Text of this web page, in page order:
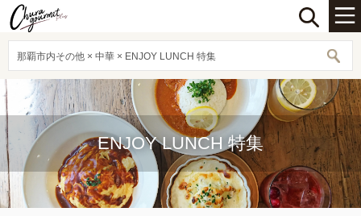
那覇市内その他 × 中華 × ENJOY LUNCH 特集
ENJOY LUNCH 特集